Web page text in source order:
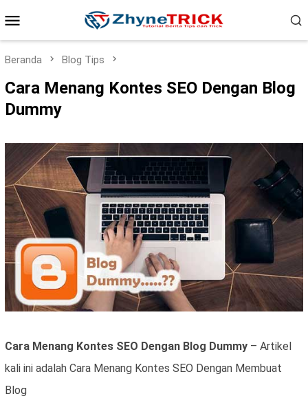
ke
Mobile
Beranda Blog Tips
Cara Menang Kontes SEO Dengan Blog
Dummy
Cara Menang Kontes SEO Dengan Blog Dummy – Artikel
kali ini adalah Cara Menang Kontes SEO Dengan Membuat
Blog